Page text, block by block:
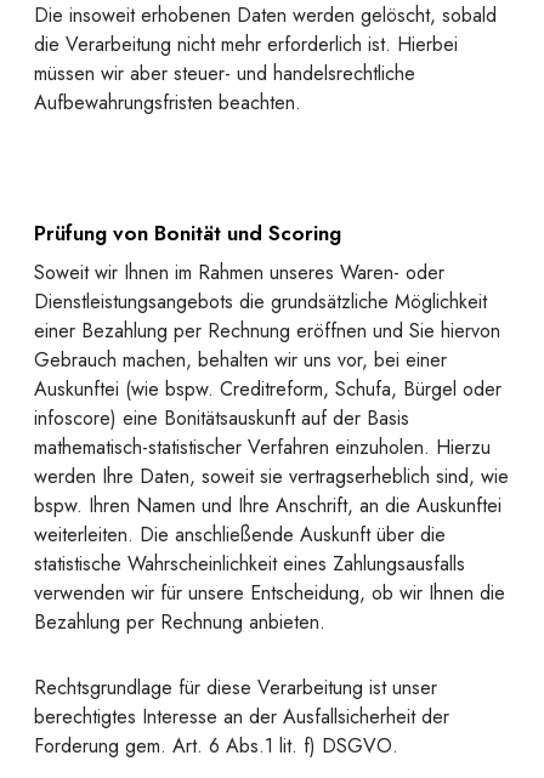
Die insoweit erhobenen Daten werden gelöscht, sobald
die Verarbeitung nicht mehr erforderlich ist. Hierbei
müssen wir aber steuer- und handelsrechtliche
Aufbewahrungsfristen beachten.
Prüfung von Bonität und Scoring
Soweit wir Ihnen im Rahmen unseres Waren- oder
Dienstleistungsangebots die grundsätzliche Möglichkeit
einer Bezahlung per Rechnung eröffnen und Sie hiervon
Gebrauch machen, behalten wir uns vor, bei einer
Auskunftei (wie bspw. Creditreform, Schufa, Bürgel oder
infoscore) eine Bonitätsauskunft auf der Basis
mathematisch-statistischer Verfahren einzuholen. Hierzu
werden Ihre Daten, soweit sie vertragserheblich sind, wie
bspw. Ihren Namen und Ihre Anschrift, an die Auskunftei
weiterleiten. Die anschließende Auskunft über die
statistische Wahrscheinlichkeit eines Zahlungsausfalls
verwenden wir für unsere Entscheidung, ob wir Ihnen die
Bezahlung per Rechnung anbieten.
Rechtsgrundlage für diese Verarbeitung ist unser
berechtigtes Interesse an der Ausfallsicherheit der
Forderung gem. Art. 6 Abs.1 lit. f) DSGVO.